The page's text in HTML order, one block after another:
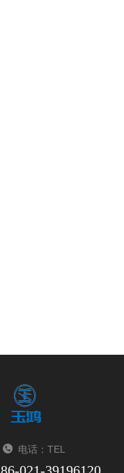
电话：TEL